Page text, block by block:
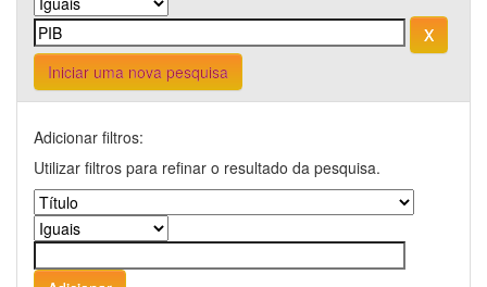
Iniciar uma nova pesquisa
Adicionar filtros:
Utilizar filtros para refinar o resultado da pesquisa.